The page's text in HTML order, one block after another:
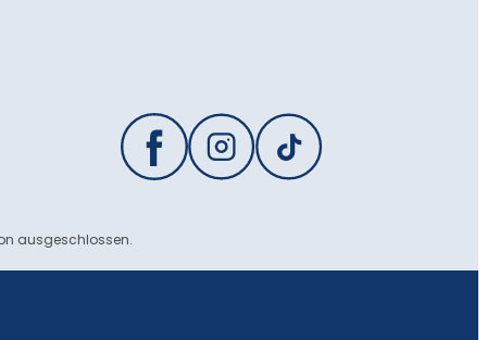
ausgeschlossen.